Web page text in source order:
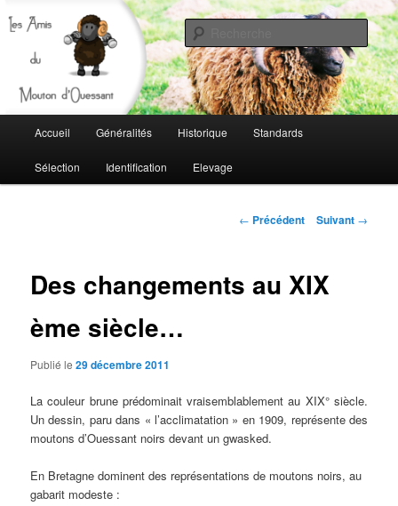
Les amis du mouton d'ouessant
principal
Aller
au
Accueil Généralités Historique Standards
Sélection Identification Elevage
Navigation
← Précédent Suivant →
Des changements au XIX
ème siècle…
Publié le29 décembre 2011
La couleur brune prédominait vraisemblablement au XIX° siècle.
Un dessin, paru dans « l’acclimatation » en 1909, représente des
moutons d’Ouessant noirs devant un gwasked.
En Bretagne dominent des représentations de moutons noirs, au
gabarit modeste :